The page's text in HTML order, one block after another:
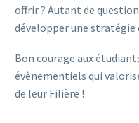
offrir ? Autant de
développer une stratégie
Bon courage aux
évènementiels qui
de leur Filière !